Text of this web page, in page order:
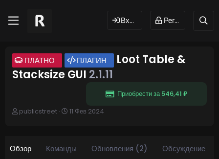
Вход Регистрация
ПЛАТНО ПЛАГИН
Loot Table &
Stacksize GUI 2.1.11
Приобрести за 546,41 ₽
А
р
publicstreet
Д
с
о
11 Фев 2024
Обзор Команды Обновления (2) Обсуждение